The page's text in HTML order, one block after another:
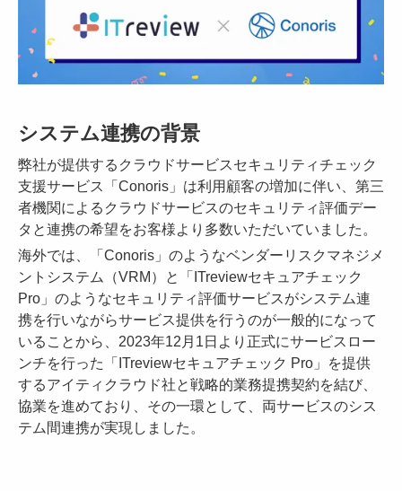
システム連携の背景
弊社が提供するクラウドサービスセキュリティチェック
支援サービス「Conoris」は利用顧客の増加に伴い、第三
者機関によるクラウドサービスのセキュリティ評価デー
タと連携の希望をお客様より多数いただいていました。
海外では、「Conoris」のようなベンダーリスクマネジメ
ントシステム（VRM）と「ITreviewセキュアチェック
Pro」のようなセキュリティ評価サービスがシステム連
携を行いながらサービス提供を行うのが一般的になって
いることから、2023年12月1日より正式にサービスロー
ンチを行った「ITreviewセキュアチェック Pro」を提供
するアイティクラウド社と戦略的業務提携契約を結び、
協業を進めており、その一環として、両サービスのシス
テム間連携が実現しました。